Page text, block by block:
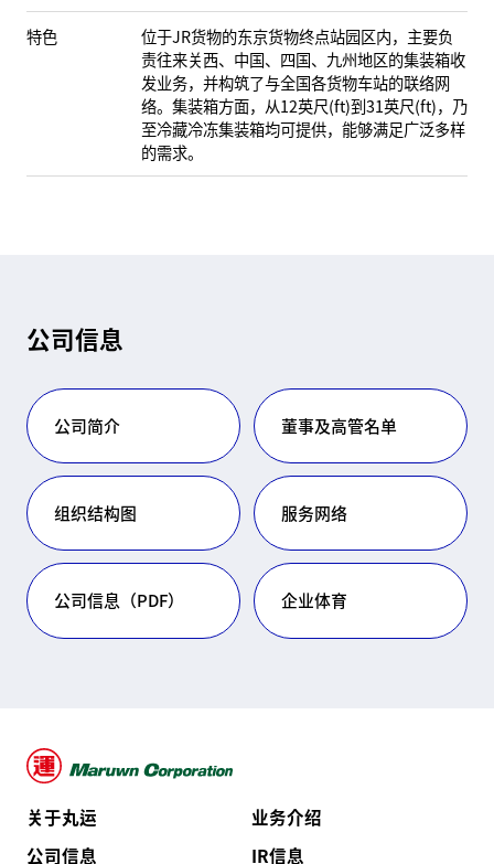
特色
位于JR货物的东京货物终点站园区内，主要负
责往来关西、中国、四国、九州地区的集装箱收
发业务，并构筑了与全国各货物车站的联络网
络。集装箱方面，从12英尺(ft)到31英尺(ft)，乃
至冷藏冷冻集装箱均可提供，能够满足广泛多样
的需求。
公司信息
公司简介 董事及高管名单
组织结构图 服务网络
公司信息（PDF） 企业体育
关于丸运
业务介绍
公司信息
IR信息